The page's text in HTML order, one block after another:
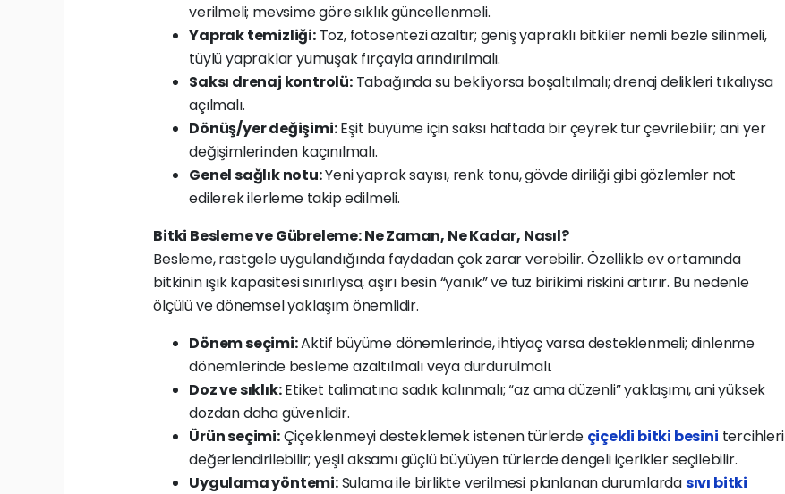
verilmeli; mevsime göre sıklık güncellenmeli.
Yaprak temizliği:Toz, fotosentezi azaltır; geniş yapraklı bitkiler nemli bezle silinmeli,
tüylü yapraklar yumuşak fırçayla arındırılmalı.
Saksı drenaj kontrolü:Tabağında su bekliyorsa boşaltılmalı; drenaj delikleri tıkalıysa
açılmalı.
Dönüş/yer değişimi:Eşit büyüme için saksı haftada bir çeyrek tur çevrilebilir; ani yer
değişimlerinden kaçınılmalı.
Genel sağlık notu:Yeni yaprak sayısı, renk tonu, gövde diriliği gibi gözlemler not
edilerek ilerleme takip edilmeli.
Bitki Besleme ve Gübreleme: Ne Zaman, Ne Kadar, Nasıl?
Besleme, rastgele uygulandığında faydadan çok zarar verebilir. Özellikle ev ortamında
bitkinin ışık kapasitesi sınırlıysa, aşırı besin “yanık” ve tuz birikimi riskini artırır. Bu nedenle
ölçülü ve dönemsel yaklaşım önemlidir.
Dönem seçimi:Aktif büyüme dönemlerinde, ihtiyaç varsa desteklenmeli; dinlenme
dönemlerinde besleme azaltılmalı veya durdurulmalı.
Doz ve sıklık:Etiket talimatına sadık kalınmalı; “az ama düzenli” yaklaşımı, ani yüksek
dozdan daha güvenlidir.
Ürün seçimi:Çiçeklenmeyi desteklemek istenen türlerde çiçekli bitki besini tercihleri
değerlendirilebilir; yeşil aksamı güçlü büyüyen türlerde dengeli içerikler seçilebilir.
Uygulama yöntemi:Sulama ile birlikte verilmesi planlanan durumlardasıvı bitki